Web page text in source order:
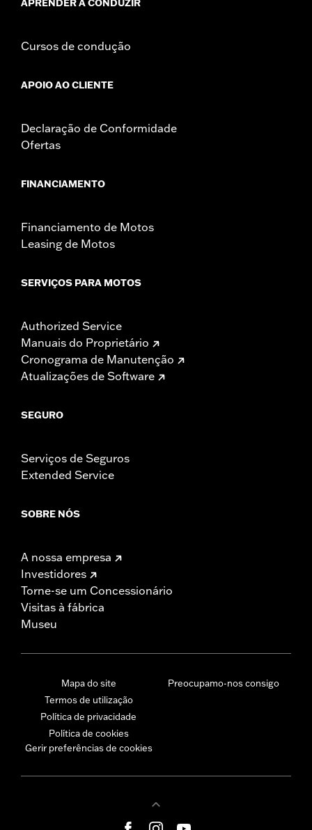
APRENDER A CONDUZIR
Cursos de condução
APOIO AO CLIENTE
Declaração de Conformidade
Ofertas
FINANCIAMENTO
Financiamento de Motos
Leasing de Motos
SERVIÇOS PARA MOTOS
Authorized Service
Manuais do Proprietário
Cronograma de Manutenção
Atualizações de Software
SEGURO
Serviços de Seguros
Extended Service
SOBRE NÓS
A nossa empresa
Investidores
Torne-se um Concessionário
Visitas à fábrica
Museu
Mapa do site
Termos de utilização
Política de privacidade
Política de cookies
Gerir preferências de cookies
Preocupamo-nos consigo